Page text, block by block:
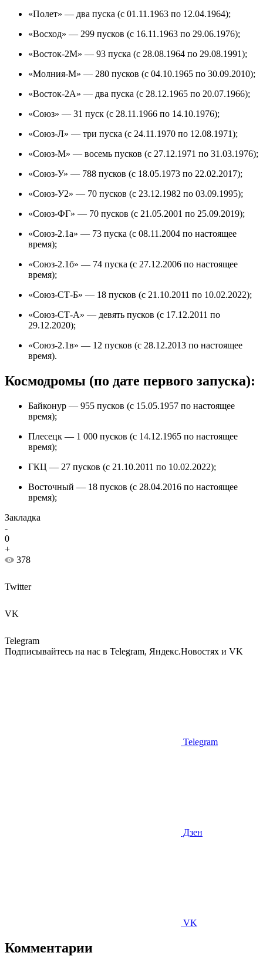
«Полет» — два пуска (с 01.11.1963 по 12.04.1964);
«Восход» — 299 пусков (с 16.11.1963 по 29.06.1976);
«Восток-2М» — 93 пуска (с 28.08.1964 по 29.08.1991);
«Молния-М» — 280 пусков (с 04.10.1965 по 30.09.2010);
«Восток-2А» — два пуска (с 28.12.1965 по 20.07.1966);
«Союз» — 31 пуск (с 28.11.1966 по 14.10.1976);
«Союз-Л» — три пуска (с 24.11.1970 по 12.08.1971);
«Союз-М» — восемь пусков (с 27.12.1971 по 31.03.1976);
«Союз-У» — 788 пусков (с 18.05.1973 по 22.02.2017);
«Союз-У2» — 70 пусков (с 23.12.1982 по 03.09.1995);
«Союз-ФГ» — 70 пусков (с 21.05.2001 по 25.09.2019);
«Союз-2.1а» — 73 пуска (с 08.11.2004 по настоящее
время);
«Союз-2.1б» — 74 пуска (с 27.12.2006 по настоящее
время);
«Союз-СТ-Б» — 18 пусков (с 21.10.2011 по 10.02.2022);
«Союз-СТ-А» — девять пусков (с 17.12.2011 по
29.12.2020);
«Союз-2.1в» — 12 пусков (с 28.12.2013 по настоящее
время).
Космодромы (по дате первого запуска):
Байконур — 955 пусков (с 15.05.1957 по настоящее
время);
Плесецк — 1 000 пусков (с 14.12.1965 по настоящее
время);
ГКЦ — 27 пусков (с 21.10.2011 по 10.02.2022);
Восточный — 18 пусков (с 28.04.2016 по настоящее
время);
Закладка
-
0
+
378
Twitter
VK
Telegram
Подписывайтесь на нас в Telegram, Яндекс.Новостях и VK
Telegram
Дзен
VK
Комментарии